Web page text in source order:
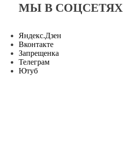
МЫ В СОЦСЕТЯХ
Яндекс.Дзен
Вконтакте
Запрещенка
Телеграм
Ютуб